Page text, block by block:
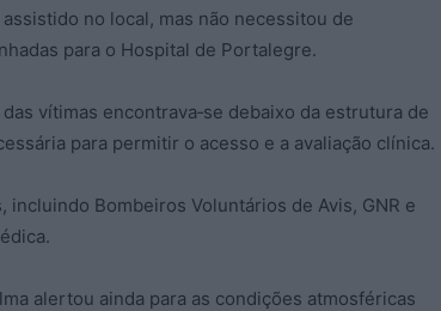
no local, mas não necessitou de
para o Hospital de Portalegre.
vítimas encontrava‑se debaixo da estrutura de
para permitir o acesso e a avaliação clínica.
Bombeiros Voluntários de Avis, GNR e
alertou ainda para as condições atmosféricas